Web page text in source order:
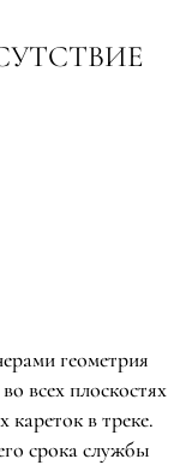
геометрия
всех плоскостях
в треке.
срока службы